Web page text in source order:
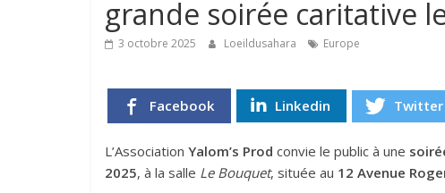
grande soirée caritative
3 octobre 2025 Loeildusahara Europe
Facebook Linkedin Twitter
L’Association Yalom’s Prod convie le public à une
2025, à la salle Le Bouquet, située au 12 Avenue